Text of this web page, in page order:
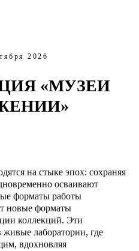
2026
«МУЗЕИ
на стыке эпох: сохраняя
осваивают
форматы работы
новые форматы
коллекций. Эти
лаборатории, где
вдохновляя